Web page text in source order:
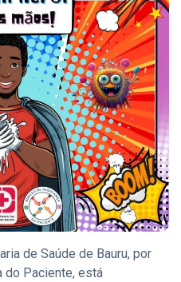
de Saúde de Bauru, por
do Paciente, está